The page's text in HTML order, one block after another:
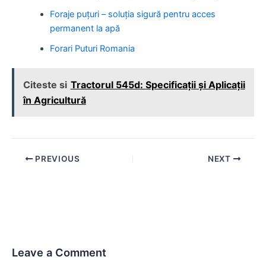
Foraje puțuri – soluția sigură pentru acces
permanent la apă
Forari Puturi Romania
Citeste si Tractorul 545d: Specificații și Aplicații
în Agricultură
Post PREVIOUS NEXT
Leave a Comment